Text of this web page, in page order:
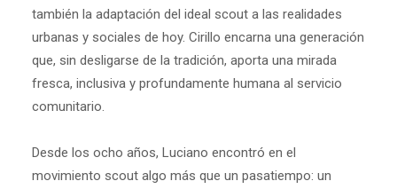
también la adaptación del ideal scout a las realidades
urbanas y sociales de hoy. Cirillo encarna una generación
que, sin desligarse de la tradición, aporta una mirada
fresca, inclusiva y profundamente humana al servicio
comunitario.
Desde los ocho años, Luciano encontró en el
movimiento scout algo más que un pasatiempo: un